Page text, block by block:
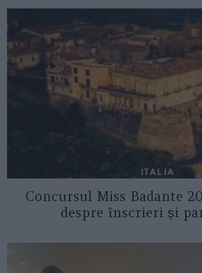
ITALIA
Concursul Miss Badante
despre înscrieri și